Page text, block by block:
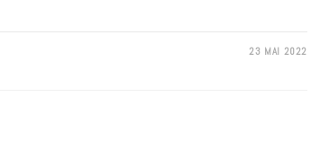
23 MAI 2022